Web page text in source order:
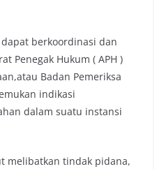
berkoordinasi dan
Penegak Hukum ( APH )
Badan Pemeriksa
indikasi
dalam suatu instansi
melibatkan tindak pidana,